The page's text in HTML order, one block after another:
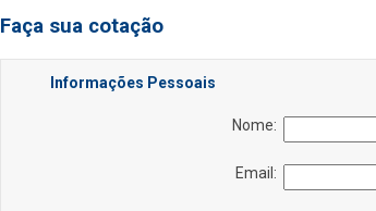
Faça sua cotação
Informações Pessoais
Nome:
Email: